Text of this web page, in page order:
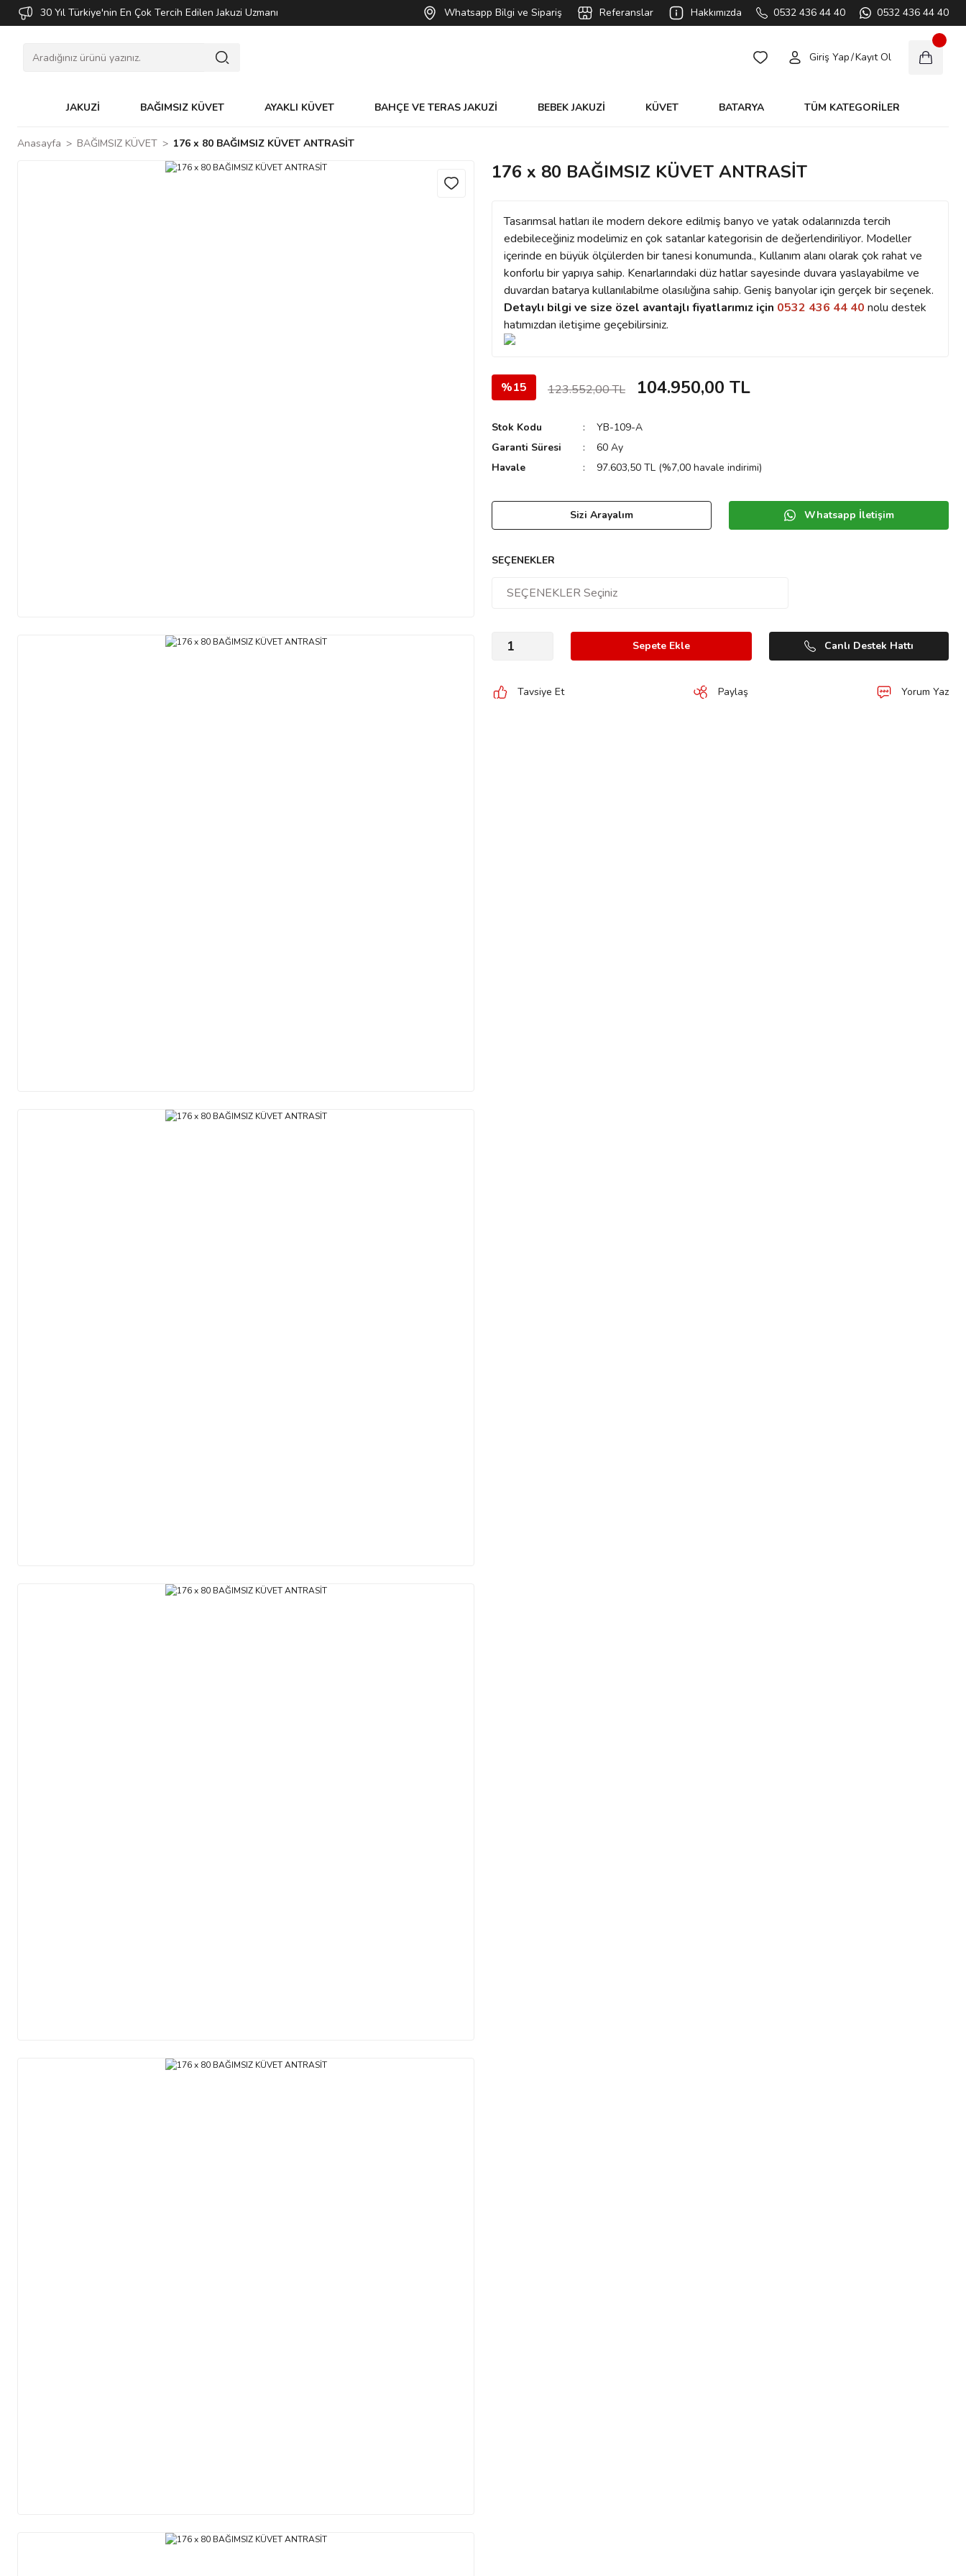
30 Yıl Türkiye'nin En Çok Tercih Edilen Jakuzi Uzmanı Whatsapp Bilgi ve Sipariş Referanslar Hakkımızda 0532 436 44 40 0532 436 44 40
Giriş Yap/Kayıt Ol
JAKUZİ BAĞIMSIZ KÜVET AYAKLI KÜVET BAHÇE VE TERAS JAKUZİ BEBEK JAKUZİ KÜVET BATARYA TÜM KATEGORİLER
Anasayfa BAĞIMSIZ KÜVET 176 x 80 BAĞIMSIZ KÜVET ANTRASİT
176 x 80 BAĞIMSIZ KÜVET ANTRASİT
Tasarımsal hatları ile modern dekore edilmiş banyo ve yatak odalarınızda tercih
edebileceğiniz modelimiz en çok satanlar kategorisin de değerlendiriliyor. Modeller
içerinde en büyük ölçülerden bir tanesi konumunda., Kullanım alanı olarak çok rahat ve
konforlu bir yapıya sahip. Kenarlarındaki düz hatlar sayesinde duvara yaslayabilme ve
duvardan batarya kullanılabilme olasılığına sahip. Geniş banyolar için gerçek bir seçenek.
Detaylı bilgi ve size özel avantajlı fiyatlarımız için 0532 436 44 40 nolu destek
hatımızdan iletişime geçebilirsiniz.
%15 123.552,00 TL 104.950,00 TL
Stok Kodu
YB-109-A
Garanti Süresi
60 Ay
Havale
97.603,50 TL (%7,00 havale indirimi)
Sizi Arayalım Whatsapp İletişim
SEÇENEKLER
Sepete Ekle Canlı Destek Hattı
Tavsiye Et Paylaş Yorum Yaz